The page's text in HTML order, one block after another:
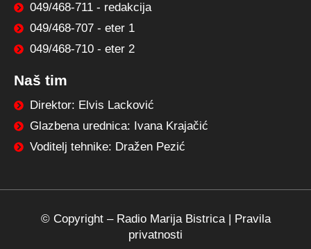
049/468-711 - redakcija
049/468-707 - eter 1
049/468-710 - eter 2
Naš tim
Direktor: Elvis Lacković
Glazbena urednica: Ivana Krajačić
Voditelj tehnike: Dražen Pezić
© Copyright – Radio Marija Bistrica| Pravila
privatnosti